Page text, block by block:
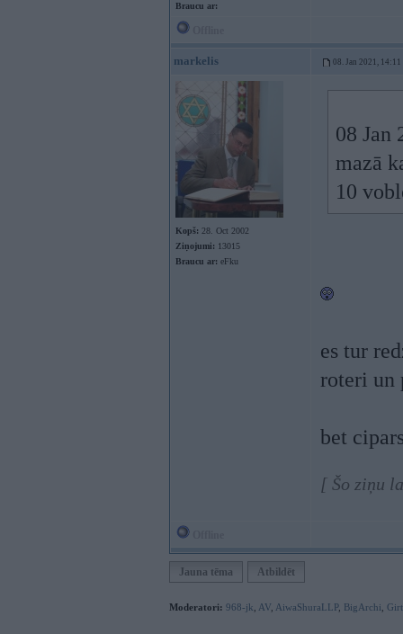
Braucu ar:
markelis 08. Jan 2021, 14:11
Kopš: 28. Oct 2002
Ziņojumi: 13015
Braucu ar: eFku
08 Jan
mazā
10
es tur
roteri un
bet
[ Šo ziņu
Jauna tēma Atbildēt
Moderatori: 968-jk AV AiwaShuraLLP, BigArchi